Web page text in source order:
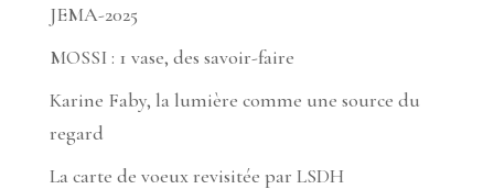
JEMA-2025
MOSSI : 1 vase, des savoir-faire
Karine Faby, la lumière comme une source du
regard
La carte de voeux revisitée par LSDH